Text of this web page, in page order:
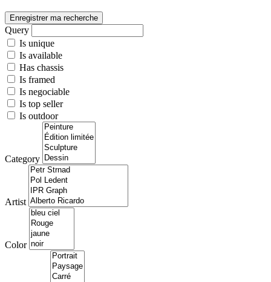
Enregistrer ma recherche
Query
Is unique
Is available
Has chassis
Is framed
Is negociable
Is top seller
Is outdoor
Category
Artist
Color